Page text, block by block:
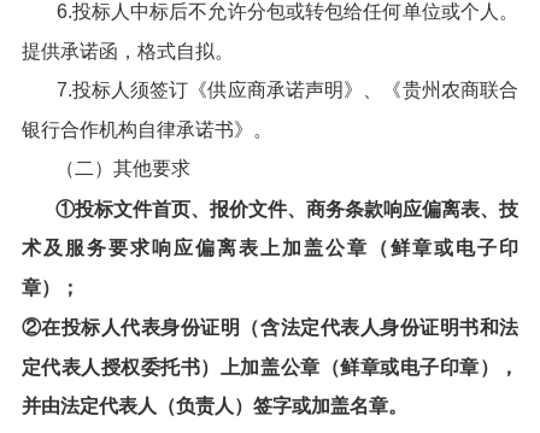
6.投标人中标后不允许分包或转包给任何单位或个人。
提供承诺函，格式自拟。
7.投标人须签订《供应商承诺声明》、《贵州农商联合
银行合作机构自律承诺书》。
（二）其他要求
①投标文件首页、报价文件、商务条款响应偏离表、技
术及服务要求响应偏离表上加盖公章（鲜章或电子印
章）；
②在投标人代表身份证明（含法定代表人身份证明书和法
定代表人授权委托书）上加盖公章（鲜章或电子印章），
并由法定代表人（负责人）签字或加盖名章。